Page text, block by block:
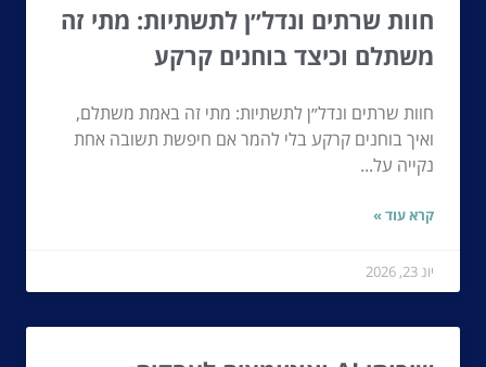
חוות שרתים ונדל״ן לתשתיות: מתי זה
משתלם וכיצד בוחנים קרקע
חוות שרתים ונדל״ן לתשתיות: מתי זה באמת משתלם,
ואיך בוחנים קרקע בלי להמר אם חיפשת תשובה אחת
נקייה על...
קרא עוד »
יונ 23, 2026